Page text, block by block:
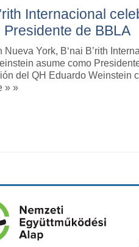
Internacional
de BBLA
Nueva York, B‘nai B’rith
asume como
del QH Eduardo Weinstein
» »